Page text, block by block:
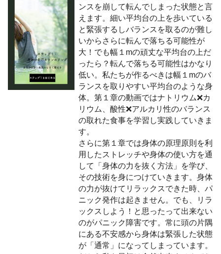
ンスを崩して転んでしまった状態と言
えます。 細い平均台の上を歩いている
と緊張するしバランスを取るのが難し
いからさらに転んで落ちる可能性が
大！でも幅１mの頑丈な平均台の上だ
ったら？転んで落ちる可能性はかなり
低い。私たちが作るべきは幅１mのバ
ランスを取りやすい平均台のような身
体。 第１章の動画ではナトリウム❌カ
リウム、酸性❌アルカリ性のバランス
の取れた食事を学習し実践していきま
す。
さらに第１章では身体の原理原則を利
用したストレッチや身体の使い方を通
して「身体の力を抜く方法」を学び、
その技術を身につけていきます。身体
の力が抜けてリラックスできた時、パ
ニック発作は起きません。でも、リラ
ックスしよう！と思ったって出来ない
のがパニック障害です。常に頭の片隅
にある不安感から身体は緊張した状態
が「通常」になってしまっています。